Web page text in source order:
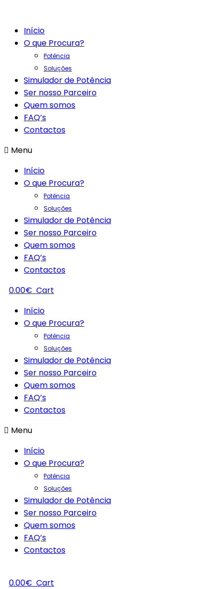
Início
O que Procura?
Potência
Soluções
Simulador de Potência
Ser nosso Parceiro
Quem somos
FAQ’s
Contactos
Menu
Início
O que Procura?
Potência
Soluções
Simulador de Potência
Ser nosso Parceiro
Quem somos
FAQ’s
Contactos
0.00€ Cart
Início
O que Procura?
Potência
Soluções
Simulador de Potência
Ser nosso Parceiro
Quem somos
FAQ’s
Contactos
Menu
Início
O que Procura?
Potência
Soluções
Simulador de Potência
Ser nosso Parceiro
Quem somos
FAQ’s
Contactos
0.00€ Cart